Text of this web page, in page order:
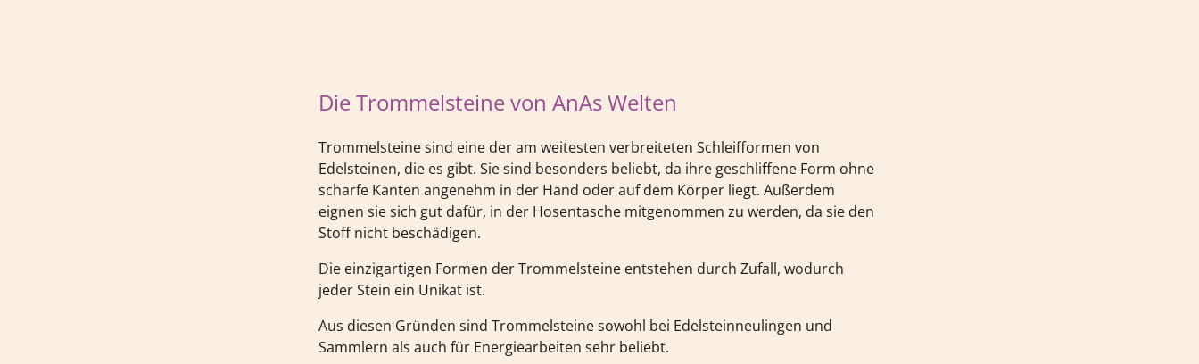
Die Trommelsteine von AnAs Welten
Trommelsteine sind eine der am weitesten verbreiteten Schleifformen von
Edelsteinen, die es gibt. Sie sind besonders beliebt, da ihre geschliffene Form ohne
scharfe Kanten angenehm in der Hand oder auf dem Körper liegt. Außerdem
eignen sie sich gut dafür, in der Hosentasche mitgenommen zu werden, da sie den
Stoff nicht beschädigen.
Die einzigartigen Formen der Trommelsteine entstehen durch Zufall, wodurch
jeder Stein ein Unikat ist.
Aus diesen Gründen sind Trommelsteine sowohl bei Edelsteinneulingen und
Sammlern als auch für Energiearbeiten sehr beliebt.